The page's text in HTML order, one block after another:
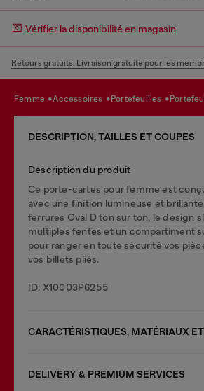
Vérifier la disponibilité en magasin
Retours gratuits. Livraison gratuite pour les
femme accessoires portefeuilles
DESCRIPTION, TAILLES ET COUPES
Description du produit
Ce porte-cartes pour femme est
avec une finition lumineuse et
ferrures Oval D ton sur ton, le design
multiples fentes et un compartiment
pour ranger en toute sécurité vos
vos billets pliés.
ID: X10003P6255
CARACTÉRISTIQUES, MATÉRIAUX
DELIVERY & PREMIUM SERVICES